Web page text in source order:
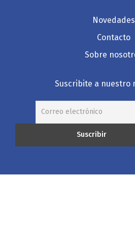
Novedades
Contacto
Sobre
Suscribite a nuestro